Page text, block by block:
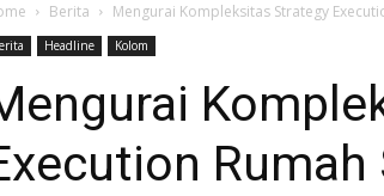
Berita Mengurai Kompleksitas Strategy
Headline Kolom
Rumah